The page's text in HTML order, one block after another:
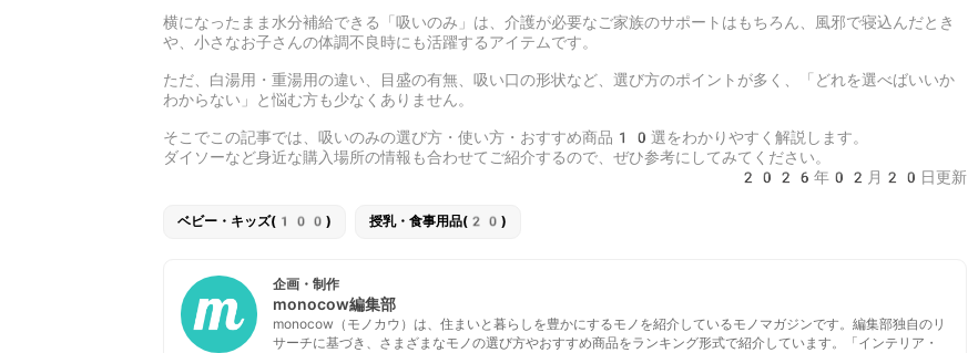
横になったまま水分補給できる「吸いのみ」は、介護が必要なご家族のサポートはもちろん、風邪で寝込んだとき
や、小さなお子さんの体調不良時にも活躍するアイテムです。
ただ、白湯用・重湯用の違い、目盛の有無、吸い口の形状など、選び方のポイントが多く、「どれを選べばいいか
わからない」と悩む方も少なくありません。
そこでこの記事では、 吸いのみの選び方・使い方・おすすめ商品10選をわかりやすく解説します。
ダイソーなど身近な購入場所の情報も合わせてご紹介するので、ぜひ参考にしてみてください。
2026年02月20日更新
ベビー・キッズ(100) 授乳・食事用品(20)
企画・制作
monocow編集部
monocow（モノカウ）は、住まいと暮らしを豊かにするモノを紹介しているモノマガジンです。編集部独自のリ
サーチに基づき、さまざまなモノの選び方やおすすめ商品をランキング形式で紹介しています。「インテリア・